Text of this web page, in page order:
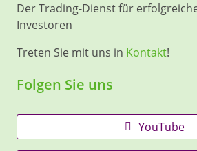
Der Trading-Dienst für
Investoren
Treten Sie mit uns in Kontakt!
Folgen Sie uns
YouTube